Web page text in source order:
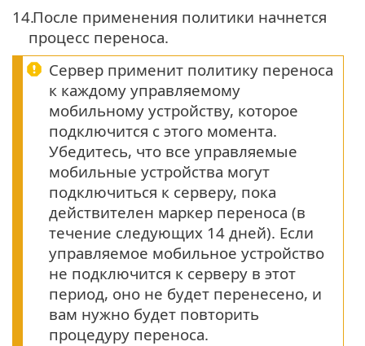
14.После применения политики начнется
процесс переноса.
Сервер применит политику переноса
к каждому управляемому
мобильному устройству, которое
подключится с этого момента.
Убедитесь, что все управляемые
мобильные устройства могут
подключиться к серверу, пока
действителен маркер переноса (в
течение следующих 14 дней). Если
управляемое мобильное устройство
не подключится к серверу в этот
период, оно не будет перенесено, и
вам нужно будет повторить
процедуру переноса.